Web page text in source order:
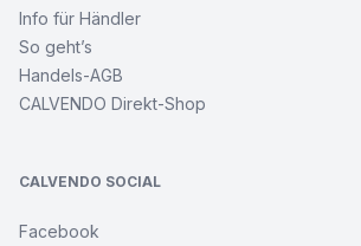
Info für Händler
So geht’s
Handels-AGB
CALVENDO Direkt-Shop
CALVENDO SOCIAL
Facebook